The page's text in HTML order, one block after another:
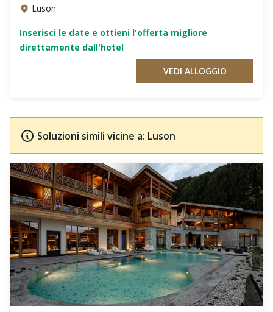
Luson
Inserisci le date e ottieni l'offerta migliore
direttamente dall'hotel
VEDI ALLOGGIO
Soluzioni simili vicine a: Luson